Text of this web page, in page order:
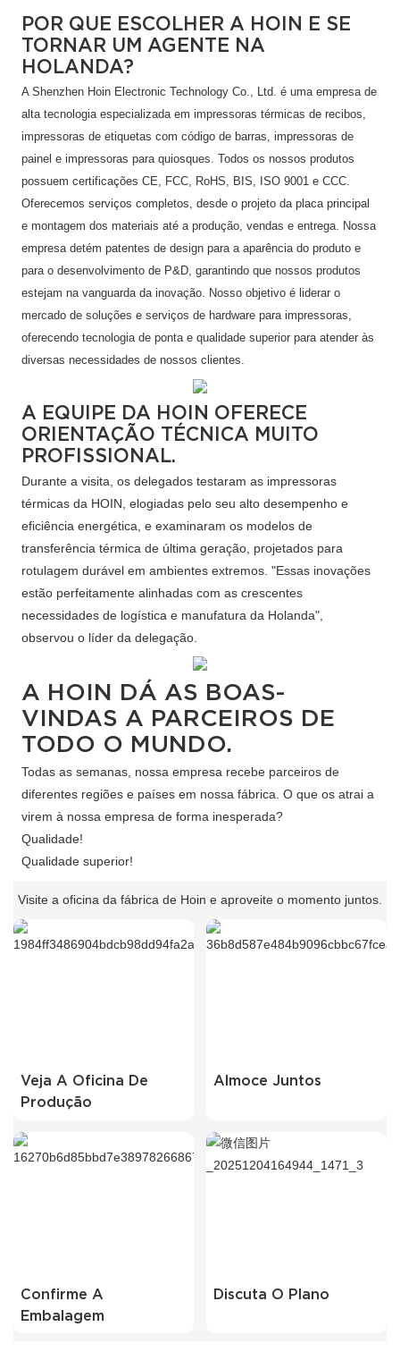
POR QUE ESCOLHER A HOIN E SE
TORNAR UM AGENTE NA
HOLANDA?
A Shenzhen Hoin Electronic Technology Co., Ltd. é uma empresa de
alta tecnologia especializada em impressoras térmicas de recibos,
impressoras de etiquetas com código de barras, impressoras de
painel e impressoras para quiosques. Todos os nossos produtos
possuem certificações CE, FCC, RoHS, BIS, ISO 9001 e CCC.
Oferecemos serviços completos, desde o projeto da placa principal
e montagem dos materiais até a produção, vendas e entrega. Nossa
empresa detém patentes de design para a aparência do produto e
para o desenvolvimento de P&D, garantindo que nossos produtos
estejam na vanguarda da inovação. Nosso objetivo é liderar o
mercado de soluções e serviços de hardware para impressoras,
oferecendo tecnologia de ponta e qualidade superior para atender às
diversas necessidades de nossos clientes.
A EQUIPE DA HOIN OFERECE
ORIENTAÇÃO TÉCNICA MUITO
PROFISSIONAL.
Durante a visita, os delegados testaram as impressoras
térmicas da HOIN, elogiadas pelo seu alto desempenho e
eficiência energética, e examinaram os modelos de
transferência térmica de última geração, projetados para
rotulagem durável em ambientes extremos. "Essas inovações
estão perfeitamente alinhadas com as crescentes
necessidades de logística e manufatura da Holanda",
observou o líder da delegação.
A HOIN DÁ AS BOAS-
VINDAS A PARCEIROS DE
TODO O MUNDO.
Todas as semanas, nossa empresa recebe parceiros de
diferentes regiões e países em nossa fábrica. O que os atrai a
virem à nossa empresa de forma inesperada?
Qualidade!
Qualidade superior!
Visite a oficina da fábrica de Hoin e aproveite o momento juntos.
Veja A Oficina De
Produção
Almoce Juntos
Confirme A
Embalagem
Discuta O Plano